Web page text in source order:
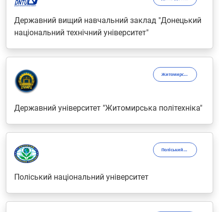
Державний вищий навчальний заклад "Донецький
національний технічний університет"
Житомирська політехніка
Державний університет "Житомирська політехніка"
Поліський університет
Поліський національний університет